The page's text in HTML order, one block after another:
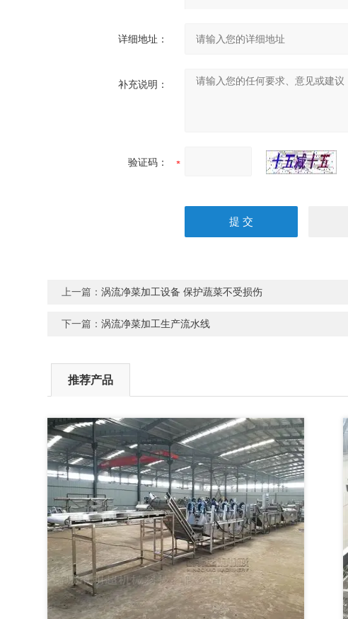
详细地址：
补充说明：
验证码：
上一篇：涡流净菜加工设备 保护蔬菜不受损伤
下一篇：涡流净菜加工生产流水线
推荐产品